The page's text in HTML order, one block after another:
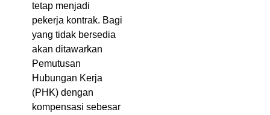
tetap menjadi
pekerja kontrak. Bagi
yang tidak bersedia
akan ditawarkan
Pemutusan
Hubungan Kerja
(PHK) dengan
kompensasi sebesar